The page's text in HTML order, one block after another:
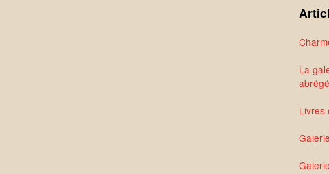
La
Livres